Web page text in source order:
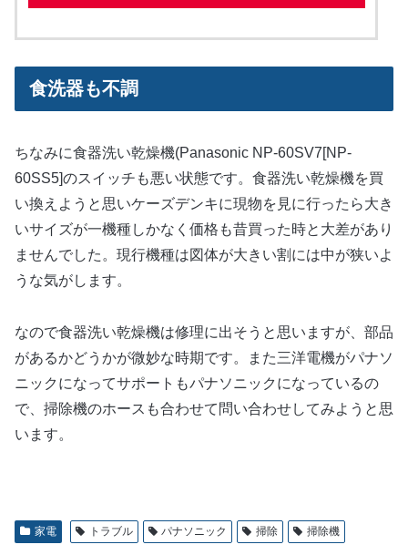
食洗器も不調
ちなみに食器洗い乾燥機(Panasonic NP-60SV7[NP-
60SS5]のスイッチも悪い状態です。食器洗い乾燥機を買
い換えようと思いケーズデンキに現物を見に行ったら大き
いサイズが一機種しかなく価格も昔買った時と大差があり
ませんでした。現行機種は図体が大きい割には中が狭いよ
うな気がします。
なので食器洗い乾燥機は修理に出そうと思いますが、部品
があるかどうかが微妙な時期です。また三洋電機がパナソ
ニックになってサポートもパナソニックになっているの
で、掃除機のホースも合わせて問い合わせしてみようと思
います。
家電 トラブル パナソニック 掃除 掃除機